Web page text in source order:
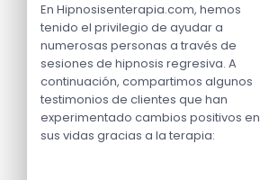
En Hipnosisenterapia.com, hemos
tenido el privilegio de ayudar a
numerosas personas a través de
sesiones de hipnosis regresiva. A
continuación, compartimos algunos
testimonios de clientes que han
experimentado cambios positivos en
sus vidas gracias a la terapia: